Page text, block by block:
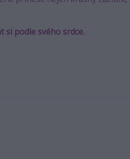
si podle svého srdce.